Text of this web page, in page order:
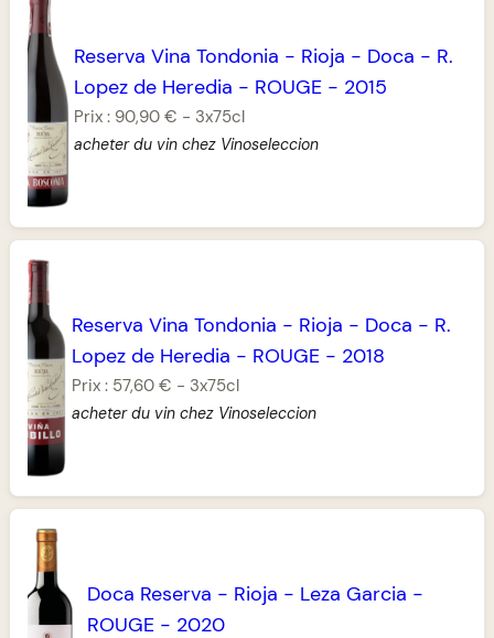
Reserva Vina Tondonia - Rioja - Doca - R.
Lopez de Heredia - ROUGE- 2015
Prix : 90,90 € - 3x75cl
acheter du vin chez Vinoseleccion
Reserva Vina Tondonia - Rioja - Doca - R.
Lopez de Heredia - ROUGE- 2018
Prix : 57,60 € - 3x75cl
acheter du vin chez Vinoseleccion
Doca Reserva - Rioja - Leza Garcia -
ROUGE - 2020